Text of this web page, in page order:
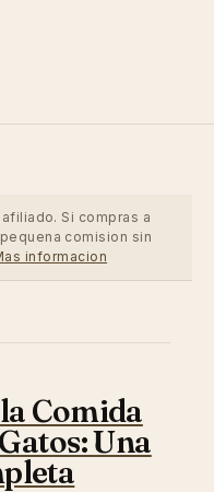
Si compras a
comision sin
informacion
Comida
Una